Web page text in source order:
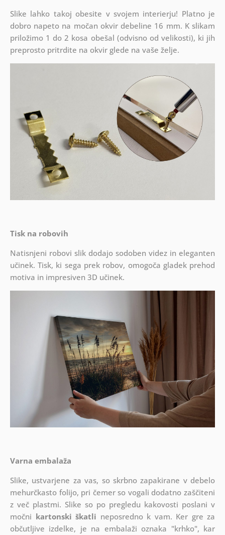
Slike lahko takoj obesite v svojem interierju! Platno je
dobro napeto na močan okvir debeline 16 mm. K slikam
priložimo 1 do 2 kosa obešal (odvisno od velikosti), ki jih
preprosto pritrdite na okvir glede na vaše želje.
Tisk na robovih
Natisnjeni robovi slik dodajo sodoben videz in eleganten
učinek. Tisk, ki sega prek robov, omogoča gladek prehod
motiva in impresiven 3D učinek.
Varna embalaža
Slike, ustvarjene za vas, so skrbno zapakirane v debelo
mehurčkasto folijo, pri čemer so vogali dodatno zaščiteni
z več plastmi. Slike so po pregledu kakovosti poslani v
močni kartonski škatli neposredno k vam. Ker gre za
občutljive izdelke, je na embalaži oznaka "krhko", kar